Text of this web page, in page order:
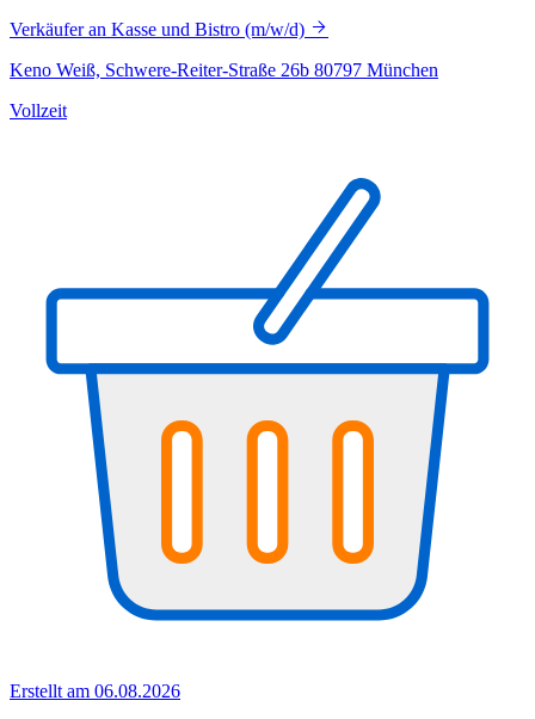
Verkäufer an Kasse und Bistro (m/w/d)
Keno Weiß, Schwere-Reiter-Straße 26b 80797 München
Vollzeit
Erstellt am 06.08.2026